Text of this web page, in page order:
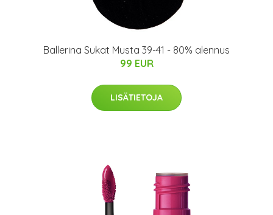
Ballerina Sukat Musta 39-41 - 80% alennus
99 EUR
LISÄTIETOJA